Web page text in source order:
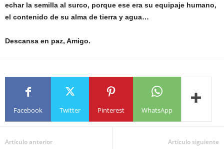
echar la semilla al surco, porque ese era su equipaje humano,
el contenido de su alma de tierra y agua…
Descansa en paz, Amigo.
Facebook Twitter Pinterest WhatsApp
Artículo anterior Artículo siguiente